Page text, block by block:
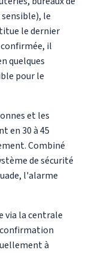
le
le dernier
il
quelques
pour le
et les
en 30 à 45
Combiné
de sécurité
l'alarme
via la centrale
à